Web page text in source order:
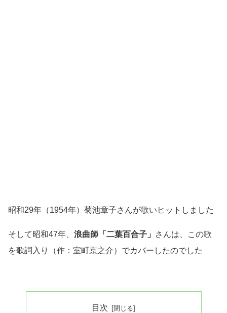
昭和29年（1954年）菊池章子さんが歌いヒットしました
そして昭和47年、 浪曲師「二葉百合子」
さんは、この歌
を歌詞入り
（作：室町京之介） でカバーしたのでした
目次